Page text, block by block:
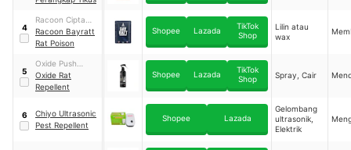
4
Racoon Cipta
Selaras
Racoon Bayratt
Rat Poison
Shopee Lazada
TikTok
Shop
Lilin atau
wax
5
Oxide Push
Boundaries
Oxide Rat
Repellent
Shopee Lazada
TikTok
Shop
Spray, Cair
6
Chiyo Ultrasonic
Pest Repellent
Shopee Lazada
Gelombang
ultrasonik,
Elektrik